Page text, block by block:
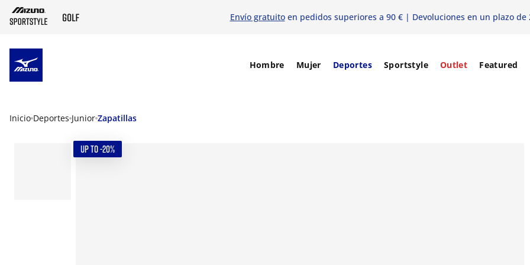
Envío gratuitoen pedidos superiores a 90 € | Devoluciones en un plazo de
Hombre Mujer Deportes Sportstyle Outlet Featured
Inicio Deportes Junior Zapatillas
UP TO -20%